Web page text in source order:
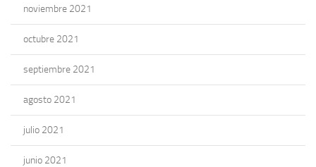
noviembre 2021
octubre 2021
septiembre 2021
agosto 2021
julio 2021
junio 2021